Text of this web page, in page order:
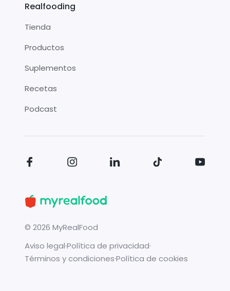
Realfooding
Tienda
Productos
Suplementos
Recetas
Podcast
© 2026 MyRealFood
Aviso legal·Política de privacidad·
Términos y condiciones·Política de cookies